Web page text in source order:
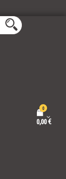
0
0,00€